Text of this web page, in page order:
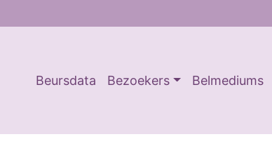
Beursdata Bezoekers Belmediums